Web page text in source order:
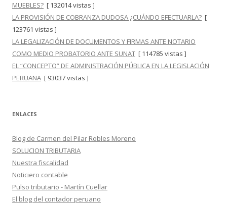
MUEBLES? [ 132014 vistas ]
LA PROVISIÓN DE COBRANZA DUDOSA ¿CUÁNDO EFECTUARLA? [
123761 vistas ]
LA LEGALIZACIÓN DE DOCUMENTOS Y FIRMAS ANTE NOTARIO
COMO MEDIO PROBATORIO ANTE SUNAT [ 114785 vistas ]
EL “CONCEPTO” DE ADMINISTRACIÓN PÚBLICA EN LA LEGISLACIÓN
PERUANA [ 93037 vistas ]
ENLACES
Blog de Carmen del Pilar Robles Moreno
SOLUCION TRIBUTARIA
Nuestra fiscalidad
Noticiero contable
Pulso tributario - Martín Cuellar
El blog del contador peruano